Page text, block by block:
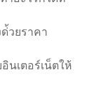
วยราคา
นเตอร์เน็ตให้